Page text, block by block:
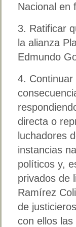
Nacional en
3. Ratificar
la alianza
Edmundo
4.
directa o
luchadores
instancias
políticos y,
privados de
Ramírez
de
con ellos